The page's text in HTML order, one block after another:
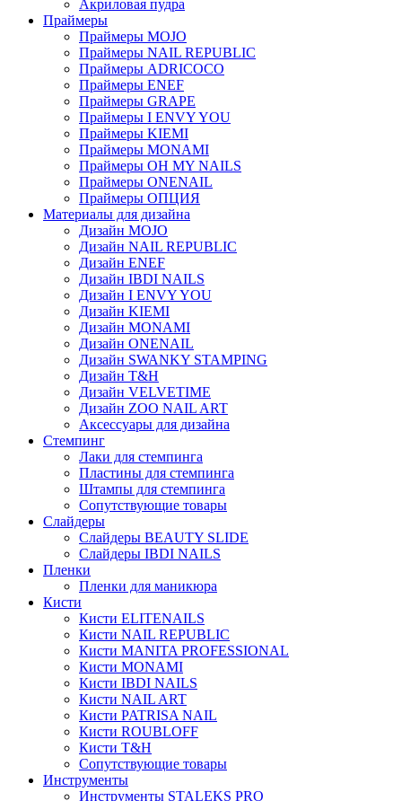
Акриловая пудра
Праймеры
Праймеры MOJO
Праймеры NAIL REPUBLIC
Праймеры ADRICOCO
Праймеры ENEF
Праймеры GRAPE
Праймеры I ENVY YOU
Праймеры KIEMI
Праймеры MONAMI
Праймеры OH MY NAILS
Праймеры ONENAIL
Праймеры ОПЦИЯ
Материалы для дизайна
Дизайн MOJO
Дизайн NAIL REPUBLIC
Дизайн ENEF
Дизайн IBDI NAILS
Дизайн I ENVY YOU
Дизайн KIEMI
Дизайн MONAMI
Дизайн ONENAIL
Дизайн SWANKY STAMPING
Дизайн T&H
Дизайн VELVETIME
Дизайн ZOO NAIL ART
Аксессуары для дизайна
Стемпинг
Лаки для стемпинга
Пластины для стемпинга
Штампы для стемпинга
Сопутствующие товары
Слайдеры
Слайдеры BEAUTY SLIDE
Слайдеры IBDI NAILS
Пленки
Пленки для маникюра
Кисти
Кисти ELITENAILS
Кисти NAIL REPUBLIC
Кисти MANITA PROFESSIONAL
Кисти MONAMI
Кисти IBDI NAILS
Кисти NAIL ART
Кисти PATRISA NAIL
Кисти ROUBLOFF
Кисти T&H
Сопутствующие товары
Инструменты
Инструменты STALEKS PRO